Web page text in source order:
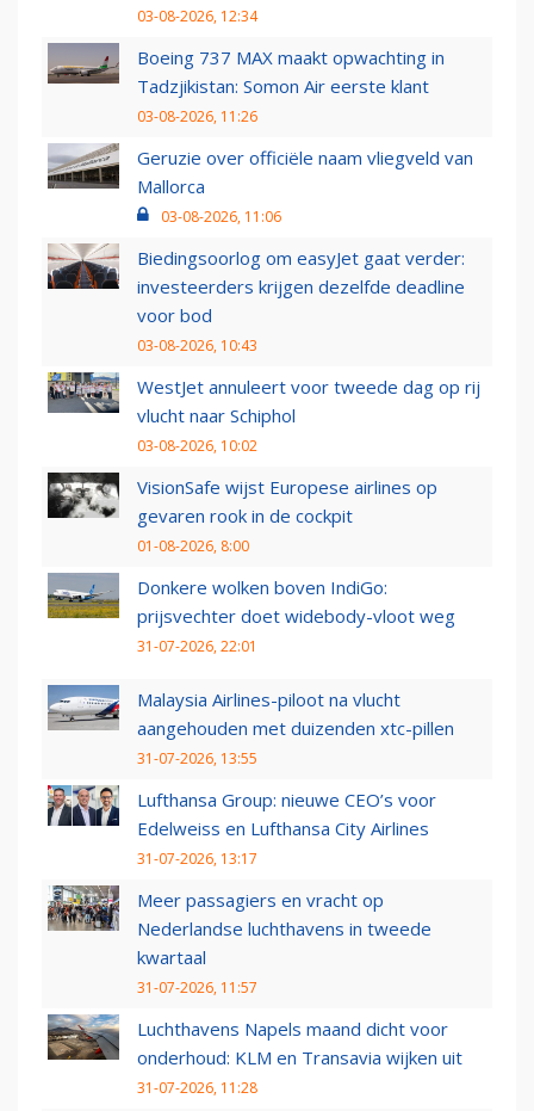
03-08-2026, 12:34
Boeing 737 MAX maakt opwachting in
Tadzjikistan: Somon Air eerste klant
03-08-2026, 11:26
Geruzie over officiële naam vliegveld van
Mallorca
03-08-2026, 11:06
Biedingsoorlog om easyJet gaat verder:
investeerders krijgen dezelfde deadline
voor bod
03-08-2026, 10:43
WestJet annuleert voor tweede dag op rij
vlucht naar Schiphol
03-08-2026, 10:02
VisionSafe wijst Europese airlines op
gevaren rook in de cockpit
01-08-2026, 8:00
Donkere wolken boven IndiGo:
prijsvechter doet widebody-vloot weg
31-07-2026, 22:01
Malaysia Airlines-piloot na vlucht
aangehouden met duizenden xtc-pillen
31-07-2026, 13:55
Lufthansa Group: nieuwe CEO’s voor
Edelweiss en Lufthansa City Airlines
31-07-2026, 13:17
Meer passagiers en vracht op
Nederlandse luchthavens in tweede
kwartaal
31-07-2026, 11:57
Luchthavens Napels maand dicht voor
onderhoud: KLM en Transavia wijken uit
31-07-2026, 11:28